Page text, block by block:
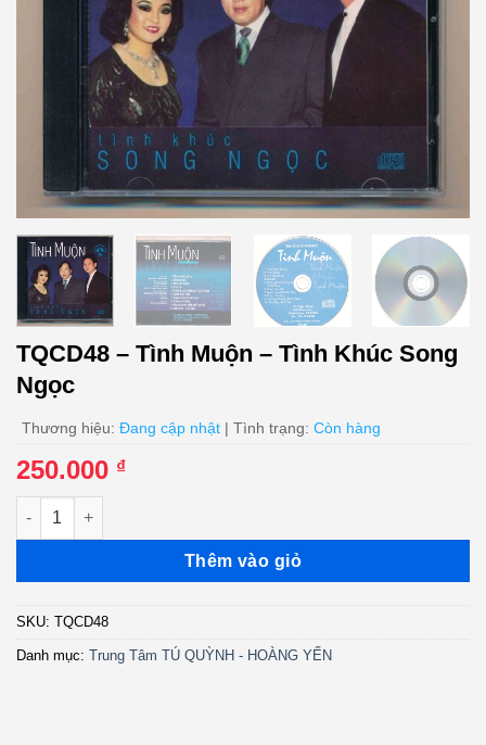
TQCD48 – Tình Muộn – Tình Khúc Song
Ngọc
Thương hiệu: Đang cập nhật | Tình trạng: Còn hàng
250.000 ₫
TQCD48 - Tình Muộn - Tình Khúc Song Ngọc số lượng
Thêm vào giỏ
SKU: TQCD48
Danh mục: Trung Tâm TÚ QUỲNH - HOÀNG YẾN